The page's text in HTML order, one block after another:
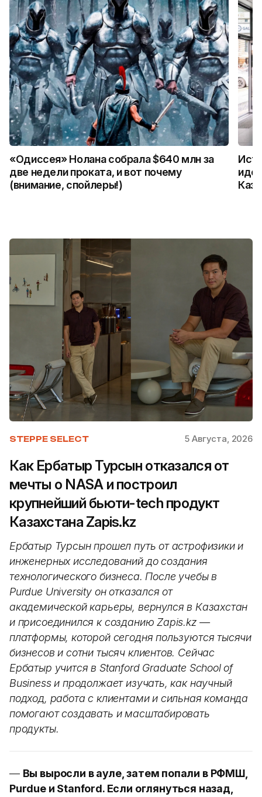
«Одиссея» Нолана собрала $640 млн за
две недели проката, и вот почему
(внимание, спойлеры!)
STEPPE SELECT 5 Августа, 2026
Как Ербатыр Турсын отказался от
мечты о NASA и построил
крупнейший бьюти-tech продукт
Казахстана Zapis.kz
Ербатыр Турсын прошел путь от астрофизики и
инженерных исследований до создания
технологического бизнеса. После учебы в
Purdue University он отказался от
академической карьеры, вернулся в Казахстан
и присоединился к созданию Zapis.kz —
платформы, которой сегодня пользуются тысячи
бизнесов и сотни тысяч клиентов. Сейчас
Ербатыр учится в Stanford Graduate School of
Business и продолжает изучать, как научный
подход, работа с клиентами и сильная команда
помогают создавать и масштабировать
продукты.
— Вы выросли в ауле, затем попали в РФМШ,
Purdue и Stanford. Если оглянуться назад,